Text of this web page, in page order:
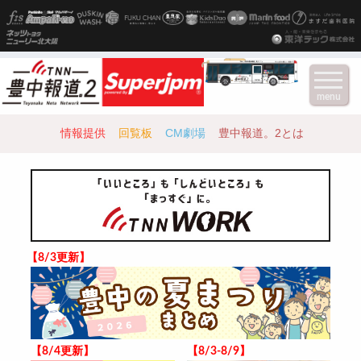
情報提供 回覧板 CM劇場 豊中報道。2とは
【8/3更新】
【8/4更新】 【8/3-8/9】
menu